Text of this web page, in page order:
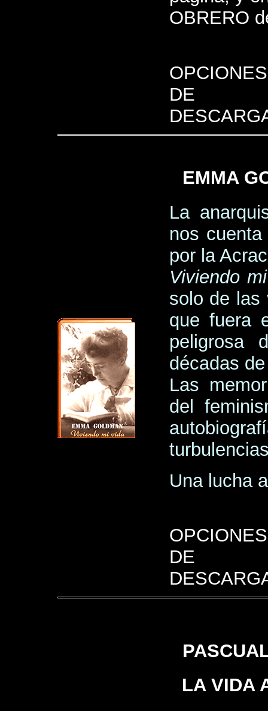
OBRERO
OPCIONES
DE
EMMA
La
nos
por la
Viviendo
solo de
que fuera
peligrosa
décadas
Las
del
Una lucha
OPCIONES
DE
LA VIDA